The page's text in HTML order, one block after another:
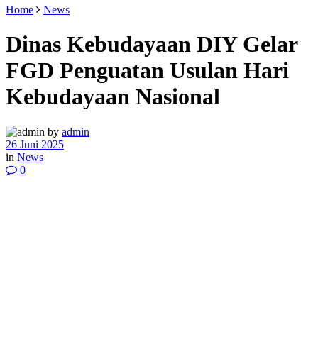
Home News
Dinas Kebudayaan DIY Gelar
FGD Penguatan Usulan Hari
Kebudayaan Nasional
by admin
26 Juni 2025
in News
0